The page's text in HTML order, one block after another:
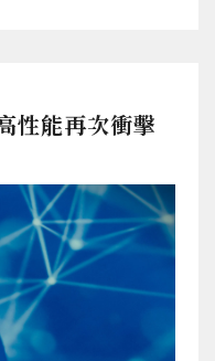
性能再次衝擊